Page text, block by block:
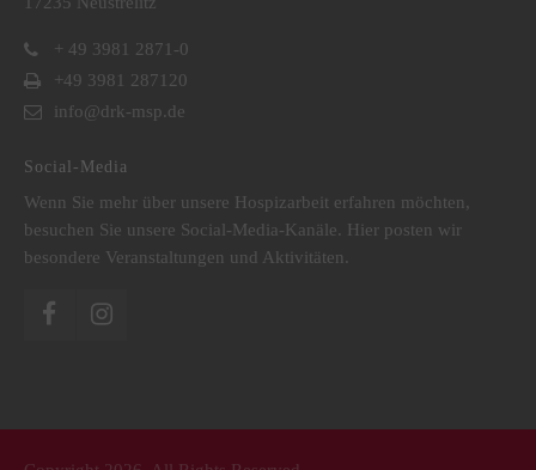
+ 49 3981 2871-0
+49 3981 287120
info@drk-msp.de
Social-Media
Wenn Sie mehr über unsere Hospizarbeit erfahren möchten,
besuchen Sie unsere Social-Media-Kanäle. Hier posten wir
besondere Veranstaltungen und Aktivitäten.